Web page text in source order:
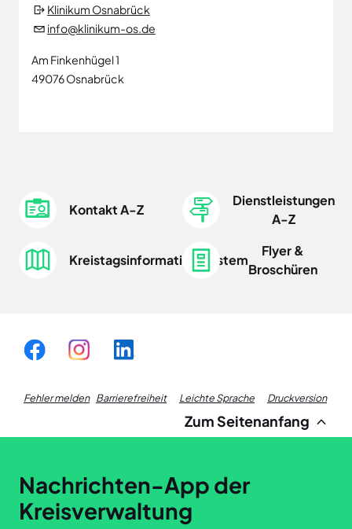
Klinikum Osnabrück
info@klinikum-os.de
Am Finkenhügel 1
49076Osnabrück
Kontakt A-Z
Dienstleistungen
A-Z
Kreistagsinformationssystem
Flyer &
Broschüren
Fehler melden Fußzeile
Links
Barrierefreiheit Leichte Sprache Druckversion
Zum Seitenanfang
Nachrichten-App der
Kreisverwaltung